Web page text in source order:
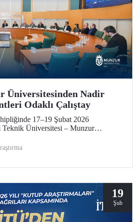
Üniversitesinden Nadir
Odaklı Çalıştay
17–19 Şubat 2026
Teknik Üniversitesi – Munzur
akademisyenler çalıştaya
19
Şub